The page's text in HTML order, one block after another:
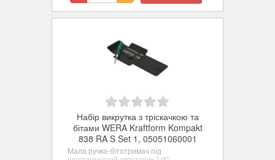
Набір викрутка з тріскачкою та
бітами WERA Kraftform Kompakt
838 RA S Set 1, 05051060001
Мала ручка-бітотримач під